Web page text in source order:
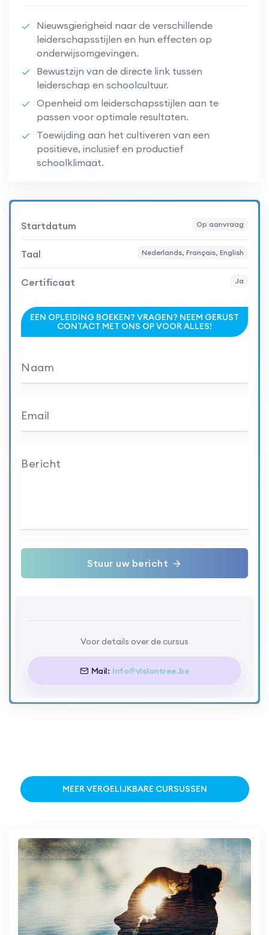
Nieuwsgierigheid naar de verschillende
leiderschapsstijlen en hun effecten op
onderwijsomgevingen.
Bewustzijn van de directe link tussen
leiderschap en schoolcultuur.
Openheid om leiderschapsstijlen aan te
passen voor optimale resultaten.
Toewijding aan het cultiveren van een
positieve, inclusief en productief
schoolklimaat.
Startdatum Op aanvraag
Taal Nederlands, Français, English
Certificaat Ja
EEN OPLEIDING BOEKEN? VRAGEN? NEEM GERUST
CONTACT MET ONS OP VOOR ALLES!
Naam
Email
Bericht
Stuur uw bericht
Voor details over de cursus
Mail: info@visiontree.be
MEER VERGELIJKBARE CURSUSSEN